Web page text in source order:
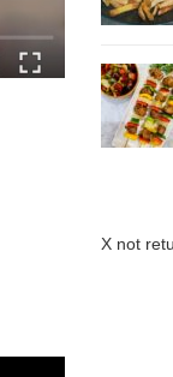
X not